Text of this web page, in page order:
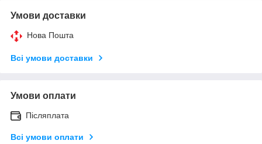
Умови доставки
Нова Пошта
Всі умови доставки
Умови оплати
Післяплата
Всі умови оплати